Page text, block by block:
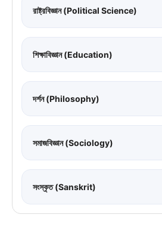
রাষ্ট্রবিজ্ঞান (Political Science)
শিক্ষাবিজ্ঞান (Education)
দর্শন (Philosophy)
সমাজবিজ্ঞান (Sociology)
সংস্কৃত (Sanskrit)